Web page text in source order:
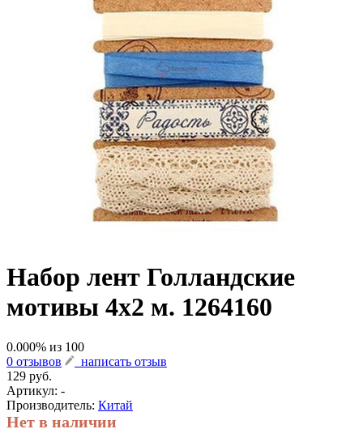
Набор лент Голландские
мотивы 4х2 м. 1264160
0.000% из 100
0 отзывов
написать отзыв
129 руб.
Артикул: -
Производитель: Китай
Нет в наличии